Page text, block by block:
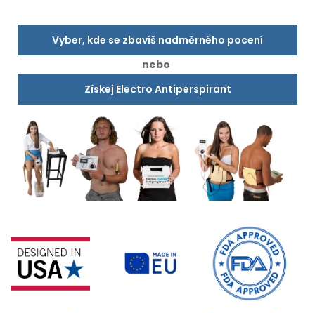
Vyber, kde se zbavíš nadměrného pocení
nebo
Získej Electro Antiperspirant